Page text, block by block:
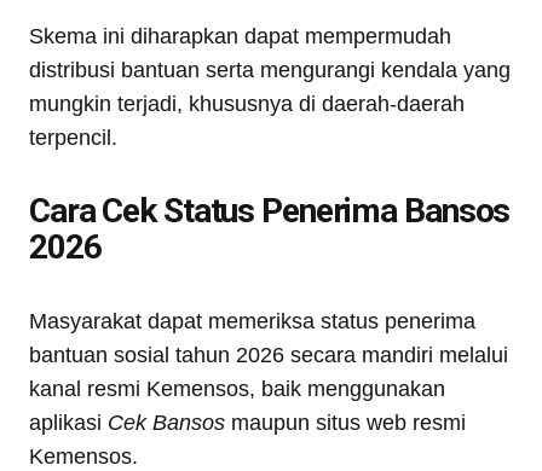
Skema ini diharapkan dapat mempermudah
distribusi bantuan serta mengurangi kendala yang
mungkin terjadi, khususnya di daerah-daerah
terpencil.
Cara Cek Status Penerima Bansos
2026
Masyarakat dapat memeriksa status penerima
bantuan sosial tahun 2026 secara mandiri melalui
kanal resmi Kemensos, baik menggunakan
aplikasi Cek Bansos maupun situs web resmi
Kemensos.